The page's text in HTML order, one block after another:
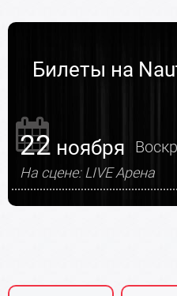
Билеты на
22 ноября
На сцене: LIVE Арена